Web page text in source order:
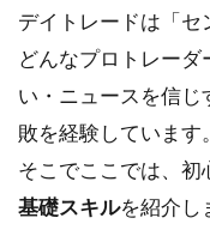
デイトレードは「セ
どんなプロトレー
い・ニュースを信
敗を経験しています。
そこでここでは、初
基礎スキルを紹介し